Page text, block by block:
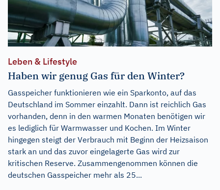
Leben & Lifestyle
Haben wir genug Gas für den Winter?
Gasspeicher funktionieren wie ein Sparkonto, auf das
Deutschland im Sommer einzahlt. Dann ist reichlich Gas
vorhanden, denn in den warmen Monaten benötigen wir
es lediglich für Warmwasser und Kochen. Im Winter
hingegen steigt der Verbrauch mit Beginn der Heizsaison
stark an und das zuvor eingelagerte Gas wird zur
kritischen Reserve. Zusammengenommen können die
deutschen Gasspeicher mehr als 25...